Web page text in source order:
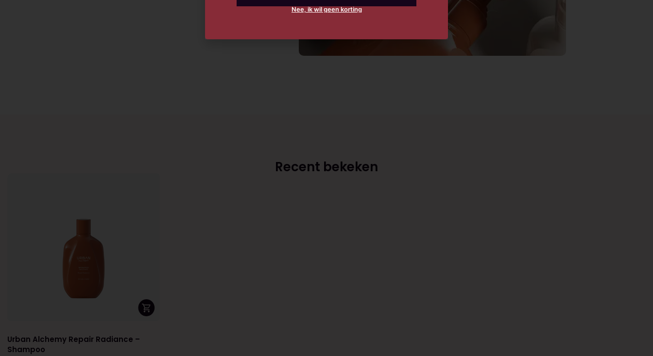
Recent bekeken
Urban Alchemy Repair Radiance –
Shampoo
Nee, ik wil geen korting